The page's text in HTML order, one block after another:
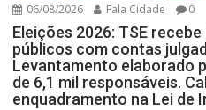
06/08/2026 Fala Cidade 0
Eleições 2026: TSE
públicos com contas
Levantamento elaborado
de 6,1 mil responsáveis.
enquadramento na Lei de